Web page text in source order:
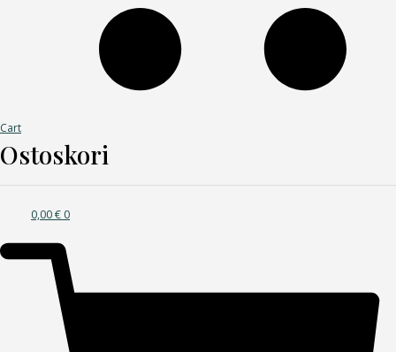
Cart
Ostoskori
0,00€ 0